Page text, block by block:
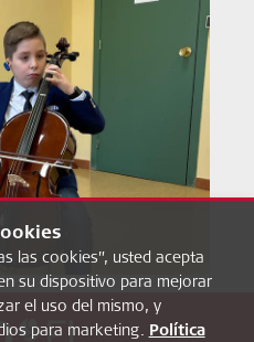
las cookies”, usted acepta
su dispositivo para mejorar
el uso del mismo, y
para marketing. Política